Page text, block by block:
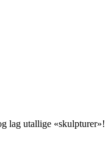
lag utallige «skulpturer»!